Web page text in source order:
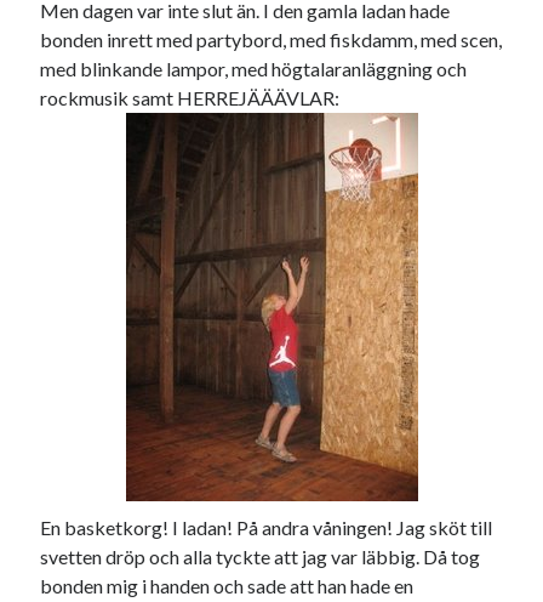
Men dagen var inte slut än. I den gamla ladan hade
bonden inrett med partybord, med fiskdamm, med scen,
med blinkande lampor, med högtalaranläggning och
rockmusik samt HERREJÄÄÄVLAR:
En basketkorg! I ladan! På andra våningen! Jag sköt till
svetten dröp och alla tyckte att jag var läbbig. Då tog
bonden mig i handen och sade att han hade en